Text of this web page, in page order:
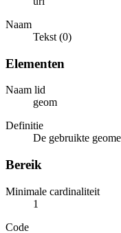
Naam
Tekst (0)
Elementen
Naam lid
geom
Definitie
De gebruikte
Bereik
Minimale cardinaliteit
1
Code